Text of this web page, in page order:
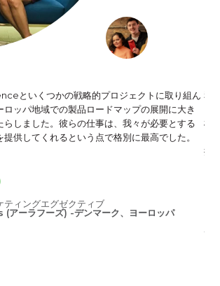
といくつかの戦略的プロジェクトに取り組ん
ロッパ地域での製品ロードマップの展開に大き
らしました。彼らの仕事は、我々が必要とする
提供してくれるという点で格別に最高でした。
ティングエグゼクティブ
ーラフーズ) -デンマーク、ヨーロッパ
私
標
提
デ